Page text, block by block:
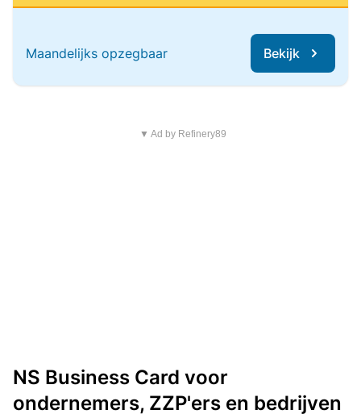
Maandelijks opzegbaar Bekijk
▼ Ad by Refinery89
NS Business Card voor
ondernemers, ZZP'ers en bedrijven